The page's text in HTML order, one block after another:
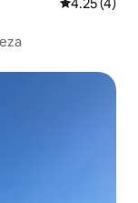
Calificación
4.25 (4)